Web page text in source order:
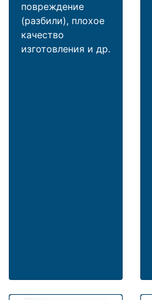
повреждение
(разбили), плохое
качество
изготовления и др.